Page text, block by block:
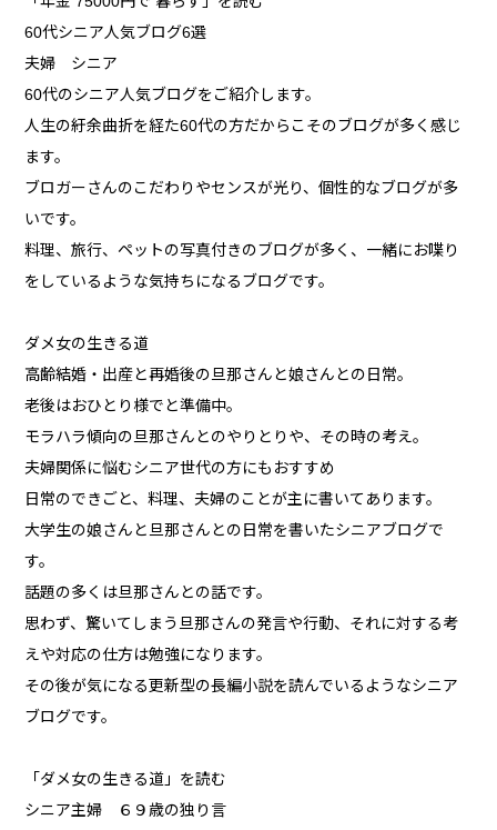
60代シニア人気ブログ6選
夫婦 シニア
60代のシニア人気ブログをご紹介します。
人生の紆余曲折を経た60代の方だからこそのブログが多く感じ
ます。
ブロガーさんのこだわりやセンスが光り、個性的なブログが多
いです。
料理、旅行、ペットの写真付きのブログが多く、一緒にお喋り
をしているような気持ちになるブログです。
ダメ女の生きる道
高齢結婚・出産と再婚後の旦那さんと娘さんとの日常。
老後はおひとり様でと準備中。
モラハラ傾向の旦那さんとのやりとりや、その時の考え。
夫婦関係に悩むシニア世代の方にもおすすめ
日常のできごと、料理、夫婦のことが主に書いてあります。
大学生の娘さんと旦那さんとの日常を書いたシニアブログで
す。
話題の多くは旦那さんとの話です。
思わず、驚いてしまう旦那さんの発言や行動、それに対する考
えや対応の仕方は勉強になります。
その後が気になる更新型の長編小説を読んでいるようなシニア
ブログです。
「ダメ女の生きる道」を読む
シニア主婦 ６９歳の独り言